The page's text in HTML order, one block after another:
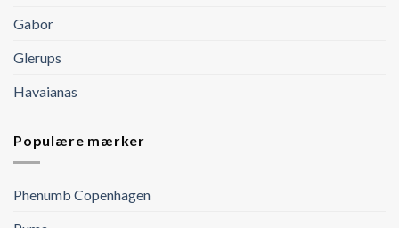
Gabor
Glerups
Havaianas
Populære mærker
Phenumb Copenhagen